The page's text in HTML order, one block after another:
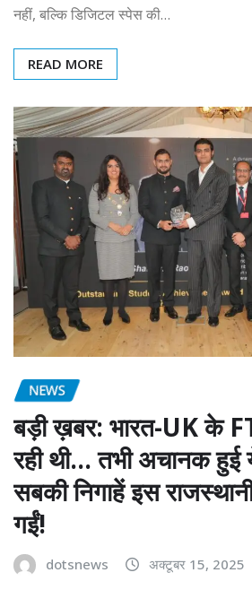
नहीं, बल्कि डिजिटल स्पेस की…
READ MORE
NEWS
बड़ी ख़बर: भारत-UK के
रही थी… तभी अचानक हुई
सबकी निगाहें इस
गईं!
dotsnews अक्टूबर 15, 2025